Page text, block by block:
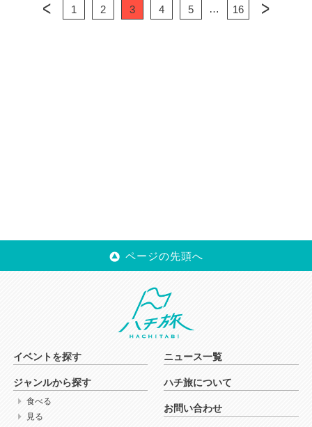
1 2 3 4 5 … 16
ページの先頭へ
イベントを探す
ジャンルから探す
食べる
見る
ニュース一覧
ハチ旅について
お問い合わせ